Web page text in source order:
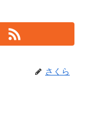
さくら